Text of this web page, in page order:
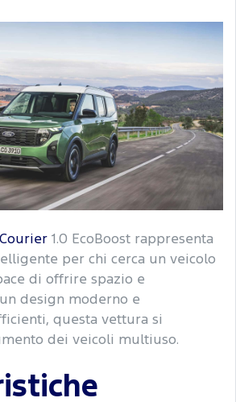
1.0 EcoBoost rappresenta
per chi cerca un veicolo
di offrire spazio e
design moderno e
questa vettura si
dei veicoli multiuso.